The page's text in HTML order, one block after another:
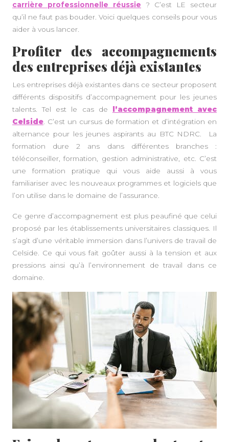
carrière professionnelle réussie ? C’est LE secteur
qu’il ne faut pas bouder. Voici quelques conseils pour vous
aider à vous lancer.
Profiter des accompagnements
des entreprises déjà existantes
Les entreprises déjà existantes dans ce secteur proposent
différents dispositifs d’accompagnement pour les jeunes
talents. Tel est le cas de
l’accompagnement avec
Celside . C’est un cursus de formation et d’intégration en
alternance pour les jeunes aspirants au BTC NDRC. La
formation dure 2 ans dans différentes branches :
téléconseiller, formation, gestion administrative, etc. C’est
une formation pratique qui vous aide aussi à vous
familiariser avec les nouveaux programmes et logiciels que
l’on utilise dans le domaine de l’assurance.
Ce genre d’accompagnement est plus peaufiné que celui
proposé par les établissements universitaires classiques. Il
s’agit d’une véritable immersion dans l’univers de travail de
Celside. Ce qui vous fait goûter aussi à la tension et aux
pressions ainsi qu’à l’environnement de travail dans ce
domaine.
A PROPOS